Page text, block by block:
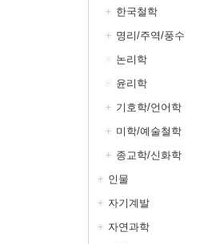
한국철학
명리/주역/풍수
논리학
윤리학
기호학/언어학
미학/예술철학
종교학/신화학
인물
자기계발
자연과학